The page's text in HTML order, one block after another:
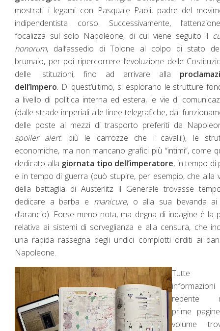
mostrati i legami con Pasquale Paoli, padre del
indipendentista corso. Successivamente,
focalizza sul solo Napoleone, di cui viene seguito il
honorum, dall’assedio di Tolone al colpo di stato
brumaio, per poi ripercorrere l’evoluzione delle
delle Istituzioni, fino ad arrivare alla
dell’Impero. Di quest’ultimo, si esplorano le strutture
a livello di politica interna ed estera, le vie di
(dalle strade imperiali alle linee telegrafiche, dal
delle poste ai mezzi di trasporto preferiti da
spoiler alert: più le carrozze che i cavalli!), le
economiche, ma non mancano grafici più “intimi”, come
dedicato alla giornata tipo dell’imperatore, in tempo di
e in tempo di guerra (può stupire, per esempio, che alla
della battaglia di Austerlitz il Generale trovasse
dedicare a barba e manicure, o alla sua bevanda
d’arancio). Forse meno nota, ma degna di indagine è la
relativa ai sistemi di sorveglianza e alla censura, che
una rapida rassegna degli undici complotti orditi ai
Napoleone.
Tutte
informazioni
reperite
prime
volume